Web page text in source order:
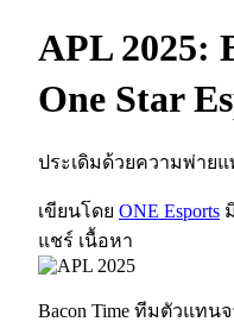
APL 2025:
One Star
ประเดิมด้วยความพ่ายแ
เขียนโดย ONE Esports
แชร์ เนื้อหา
Bacon Time ทีมตัวแท